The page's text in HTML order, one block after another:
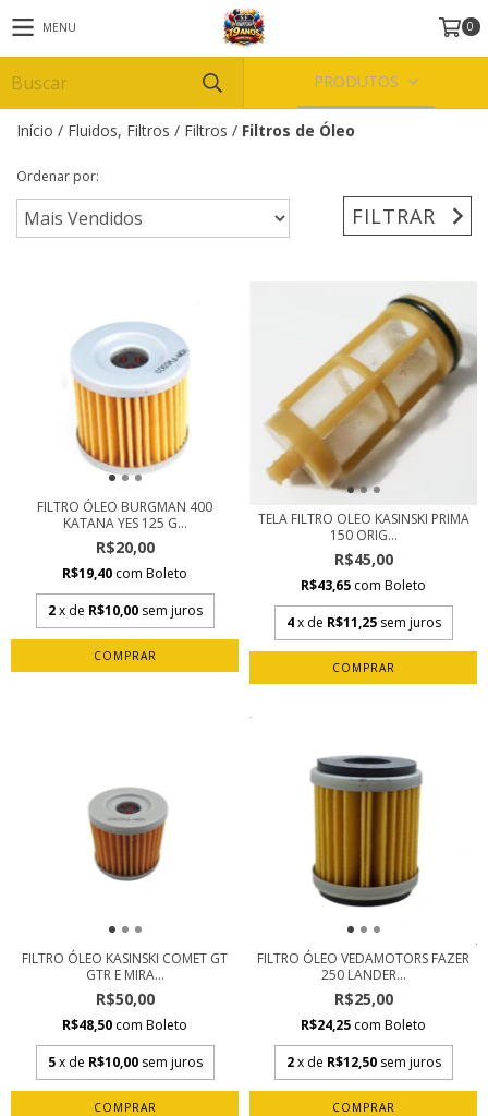
MENU 0
PRODUTOS
Início / Fluidos, Filtros / Filtros / Filtros de Óleo
Ordenar por:
FILTRAR
FILTRO ÓLEO BURGMAN 400
KATANA YES 125 G...
R$20,00
R$19,40 com Boleto
2 x de R$10,00 sem juros
TELA FILTRO OLEO KASINSKI PRIMA
150 ORIG...
R$45,00
R$43,65 com Boleto
4 x de R$11,25 sem juros
FILTRO ÓLEO KASINSKI COMET GT
GTR E MIRA...
R$50,00
R$48,50 com Boleto
5 x de R$10,00 sem juros
FILTRO ÓLEO VEDAMOTORS FAZER
250 LANDER...
R$25,00
R$24,25 com Boleto
2 x de R$12,50 sem juros